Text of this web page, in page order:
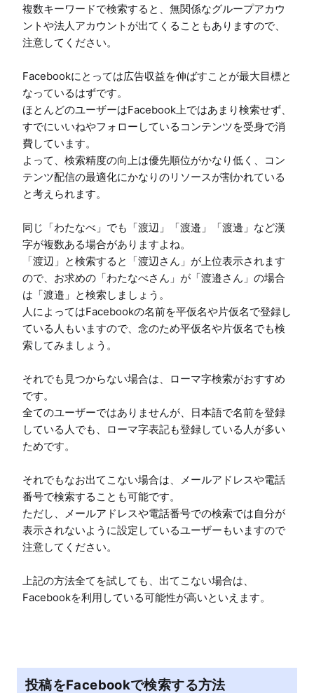
複数キーワードで検索すると、無関係なグループアカウ
ントや法人アカウントが出てくることもありますので、
注意してください。
Facebookにとっては広告収益を伸ばすことが最大目標と
なっているはずです。
ほとんどのユーザーはFacebook上ではあまり検索せず、
すでにいいねやフォローしているコンテンツを受身で消
費しています。
よって、検索精度の向上は優先順位がかなり低く、コン
テンツ配信の最適化にかなりのリソースが割かれている
と考えられます。
同じ「わたなべ」でも「渡辺」「渡邉」「渡邊」など漢
字が複数ある場合がありますよね。
「渡辺」と検索すると「渡辺さん」が上位表示されます
ので、お求めの「わたなべさん」が「渡邉さん」の場合
は「渡邉」と検索しましょう。
人によってはFacebookの名前を平仮名や片仮名で登録し
ている人もいますので、念のため平仮名や片仮名でも検
索してみましょう。
それでも見つからない場合は、ローマ字検索がおすすめ
です。
全てのユーザーではありませんが、日本語で名前を登録
している人でも、ローマ字表記も登録している人が多い
ためです。
それでもなお出てこない場合は、メールアドレスや電話
番号で検索することも可能です。
ただし、メールアドレスや電話番号での検索では自分が
表示されないように設定しているユーザーもいますので
注意してください。
上記の方法全てを試しても、出てこない場合は、
Facebookを利用している可能性が高いといえます。
投稿をFacebookで検索する方法